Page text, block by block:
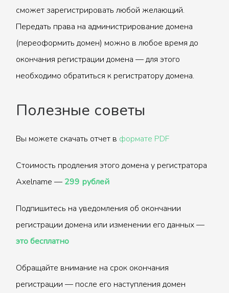
сможет зарегистрировать любой желающий.
Передать права на администрирование домена
(переоформить домен) можно в любое время до
окончания регистрации домена — для этого
необходимо обратиться к регистратору домена.
Полезные советы
Вы можете скачать отчет в формате PDF
Стоимость продления этого домена у регистратора
Axelname — 299 рублей
Подпишитесь на уведомления об окончании
регистрации домена или изменении его данных —
это бесплатно
Обращайте внимание на срок окончания
регистрации — после его наступления домен